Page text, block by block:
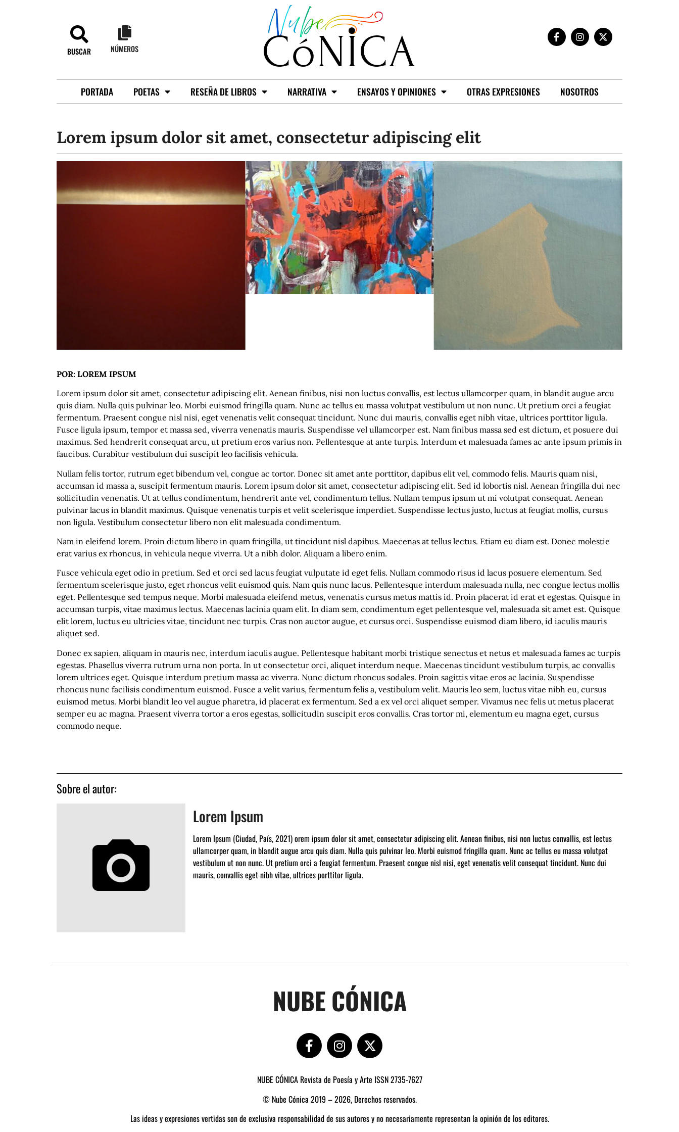
BUSCAR NÚMEROS
PORTADA POETAS RESEÑA DE LIBROS NARRATIVA ENSAYOS Y OPINIONES OTRAS EXPRESIONES NOSOTROS
Lorem ipsum dolor sit amet, consectetur adipiscing elit
POR: LOREM IPSUM
Lorem ipsum dolor sit amet, consectetur adipiscing elit. Aenean finibus, nisi non luctus convallis, est lectus ullamcorper quam, in blandit augue arcu
quis diam. Nulla quis pulvinar leo. Morbi euismod fringilla quam. Nunc ac tellus eu massa volutpat vestibulum ut non nunc. Ut pretium orci a feugiat
fermentum. Praesent congue nisl nisi, eget venenatis velit consequat tincidunt. Nunc dui mauris, convallis eget nibh vitae, ultrices porttitor ligula.
Fusce ligula ipsum, tempor et massa sed, viverra venenatis mauris. Suspendisse vel ullamcorper est. Nam finibus massa sed est dictum, et posuere dui
maximus. Sed hendrerit consequat arcu, ut pretium eros varius non. Pellentesque at ante turpis. Interdum et malesuada fames ac ante ipsum primis in
faucibus. Curabitur vestibulum dui suscipit leo facilisis vehicula.
Nullam felis tortor, rutrum eget bibendum vel, congue ac tortor. Donec sit amet ante porttitor, dapibus elit vel, commodo felis. Mauris quam nisi,
accumsan id massa a, suscipit fermentum mauris. Lorem ipsum dolor sit amet, consectetur adipiscing elit. Sed id lobortis nisl. Aenean fringilla dui nec
sollicitudin venenatis. Ut at tellus condimentum, hendrerit ante vel, condimentum tellus. Nullam tempus ipsum ut mi volutpat consequat. Aenean
pulvinar lacus in blandit maximus. Quisque venenatis turpis et velit scelerisque imperdiet. Suspendisse lectus justo, luctus at feugiat mollis, cursus
non ligula. Vestibulum consectetur libero non elit malesuada condimentum.
Nam in eleifend lorem. Proin dictum libero in quam fringilla, ut tincidunt nisl dapibus. Maecenas at tellus lectus. Etiam eu diam est. Donec molestie
erat varius ex rhoncus, in vehicula neque viverra. Ut a nibh dolor. Aliquam a libero enim.
Fusce vehicula eget odio in pretium. Sed et orci sed lacus feugiat vulputate id eget felis. Nullam commodo risus id lacus posuere elementum. Sed
fermentum scelerisque justo, eget rhoncus velit euismod quis. Nam quis nunc lacus. Pellentesque interdum malesuada nulla, nec congue lectus mollis
eget. Pellentesque sed tempus neque. Morbi malesuada eleifend metus, venenatis cursus metus mattis id. Proin placerat id erat et egestas. Quisque in
accumsan turpis, vitae maximus lectus. Maecenas lacinia quam elit. In diam sem, condimentum eget pellentesque vel, malesuada sit amet est. Quisque
elit lorem, luctus eu ultricies vitae, tincidunt nec turpis. Cras non auctor augue, et cursus orci. Suspendisse euismod diam libero, id iaculis mauris
aliquet sed.
Donec ex sapien, aliquam in mauris nec, interdum iaculis augue. Pellentesque habitant morbi tristique senectus et netus et malesuada fames ac turpis
egestas. Phasellus viverra rutrum urna non porta. In ut consectetur orci, aliquet interdum neque. Maecenas tincidunt vestibulum turpis, ac convallis
lorem ultrices eget. Quisque interdum pretium massa ac viverra. Nunc dictum rhoncus sodales. Proin sagittis vitae eros ac lacinia. Suspendisse
rhoncus nunc facilisis condimentum euismod. Fusce a velit varius, fermentum felis a, vestibulum velit. Mauris leo sem, luctus vitae nibh eu, cursus
euismod metus. Morbi blandit leo vel augue pharetra, id placerat ex fermentum. Sed a ex vel orci aliquet semper. Vivamus nec felis ut metus placerat
semper eu ac magna. Praesent viverra tortor a eros egestas, sollicitudin suscipit eros convallis. Cras tortor mi, elementum eu magna eget, cursus
commodo neque.
Sobre el autor:
Lorem Ipsum
Lorem Ipsum (Ciudad, País, 2021) orem ipsum dolor sit amet, consectetur adipiscing elit. Aenean finibus, nisi non luctus convallis, est lectus
ullamcorper quam, in blandit augue arcu quis diam. Nulla quis pulvinar leo. Morbi euismod fringilla quam. Nunc ac tellus eu massa volutpat
vestibulum ut non nunc. Ut pretium orci a feugiat fermentum. Praesent congue nisl nisi, eget venenatis velit consequat tincidunt. Nunc dui
mauris, convallis eget nibh vitae, ultrices porttitor ligula.
NUBE CÓNICA
NUBE CÓNICA Revista de Poesía y Arte ISSN 2735-7627
© Nube Cónica 2019 – 2026, Derechos reservados.
Las ideas y expresiones vertidas son de exclusiva responsabilidad de sus autores y no necesariamente representan la opinión de los editores.